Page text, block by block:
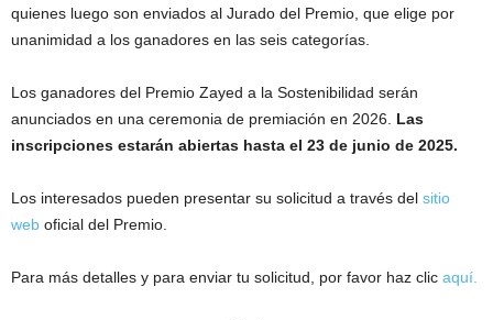
quienes luego son enviados al Jurado del Premio, que elige por
unanimidad a los ganadores en las seis categorías.
Los ganadores del Premio Zayed a la Sostenibilidad serán
anunciados en una ceremonia de premiación en 2026. Las
inscripciones estarán abiertas hasta el 23 de junio de 2025.
Los interesados pueden presentar su solicitud a través del sitio
web oficial del Premio.
Para más detalles y para enviar tu solicitud, por favor haz clic aquí.